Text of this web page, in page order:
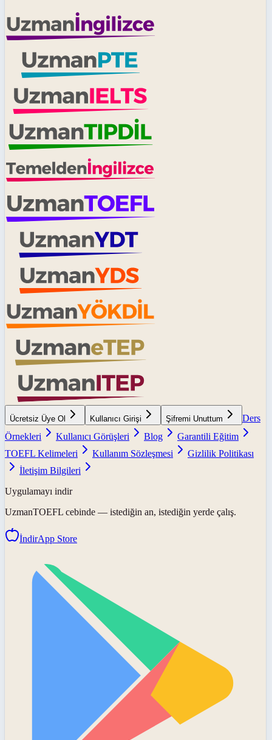
Ücretsiz Üye Ol Kullanıcı Girişi Şifremi Unuttum
Ders
Örnekleri
Kullanıcı Görüşleri Blog
Garantili Eğitim
TOEFL Kelimeleri
Kullanım Sözleşmesi
Gizlilik Politikası
İletişim Bilgileri
Uygulamayı indir
UzmanTOEFL cebinde — istediğin an, istediğin yerde çalış.
İndirApp Store